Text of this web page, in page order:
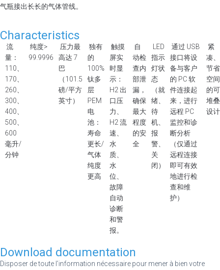
气瓶接出长长的气体管线。
Characteristics
流
量：
110、
170、
260、
300、
400、
500、
600
毫升/
分钟
纯度>
99.9996
压力最
高达 7
巴
（101.5
磅/平方
英寸）
独有
的
100%
钛多
层
PEM
电
池：
寿命
更长/
气体
纯度
更高
触摸
屏实
时显
示：
H2 出
口压
力、
H2 流
速、
水
质、
水
位、
故障
自动
诊断
和警
报。
自
动检
查内
部泄
漏，
确保
最大
程度
的安
全
LED
指示
灯状
态
（就
绪、
待
机、
报
警、
关
闭）
通过 USB
接口将设
备与客户
的 PC 软
件连接起
来，进行
远程 PC
监控和诊
断分析
（仅通过
远程连接
即可有效
地进行检
查和维
护）
紧
凑、
节省
空间
的可
堆叠
设计
Download documentation
Disposer de toute l’information nécessaire pour mener à bien votre